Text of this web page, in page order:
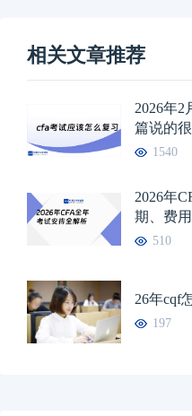
相关文章推荐
2026年2
篇说的很
1540
2026年
期、费
510
26年cqf
197